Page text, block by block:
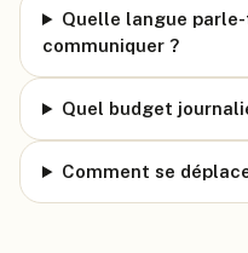
Quelle langue
communiquer ?
Quel budget
Comment se